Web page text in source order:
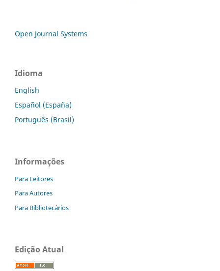
Open Journal Systems
Idioma
English
Español (España)
Português (Brasil)
Informações
Para Leitores
Para Autores
Para Bibliotecários
Edição Atual